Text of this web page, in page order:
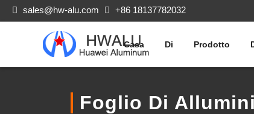
sales@hw-alu.com +86 18137782032
Casa Di Prodotto
Foglio Di